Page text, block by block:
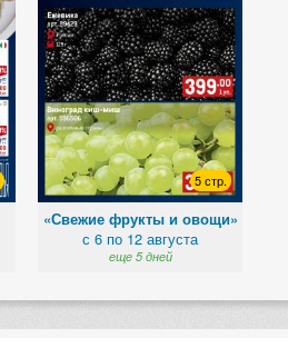
5 стр.
«Свежие фрукты и овощи»
с 6 по 12 августа
еще 5 дней